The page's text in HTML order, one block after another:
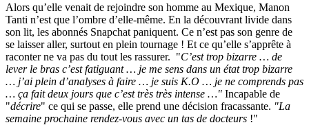
Alors qu’elle venait de rejoindre son homme au Mexique, Manon
Tanti n’est que l’ombre d’elle-même. En la découvrant livide dans
son lit, les abonnés Snapchat paniquent. Ce n’est pas son genre de
se laisser aller, surtout en plein tournage ! Et ce qu’elle s’apprête à
raconter ne va pas du tout les rassurer. "C’est trop bizarre … de
lever le bras c’est fatiguant … je me sens dans un état trop bizarre
… j’ai plein d’analyses à faire … je suis K.O … je ne comprends pas
… ça fait deux jours que c’est très très intense …" Incapable de
"décrire" ce qui se passe, elle prend une décision fracassante. "La
semaine prochaine rendez-vous avec un tas de docteurs !"